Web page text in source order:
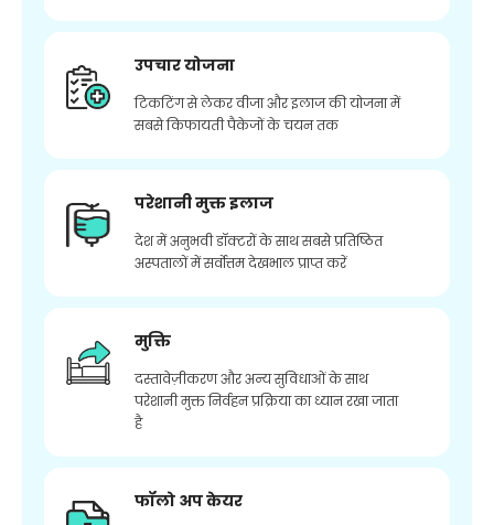
उपचार योजना
टिकटिंग से लेकर वीजा और इलाज की योजना में
सबसे किफायती पैकेजों के चयन तक
परेशानी मुक्त इलाज
देश में अनुभवी डॉक्टरों के साथ सबसे प्रतिष्ठित
अस्पतालों में सर्वोत्तम देखभाल प्राप्त करें
मुक्ति
दस्तावेज़ीकरण और अन्य सुविधाओं के साथ
परेशानी मुक्त निर्वहन प्रक्रिया का ध्यान रखा जाता
है
फॉलो अप केयर